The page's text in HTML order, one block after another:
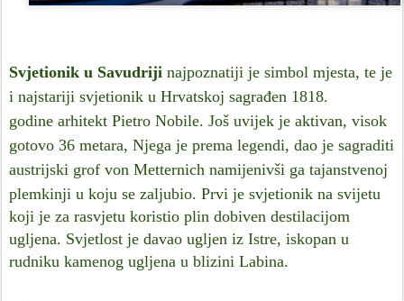
Svjetionik u Savudriji najpoznatiji je simbol mjesta, te je
i najstariji svjetionik u Hrvatskoj sagrađen 1818.
godine arhitekt Pietro Nobile. Još uvijek je aktivan, visok
gotovo 36 metara, Njega je prema legendi, dao je sagraditi
austrijski grof von Metternich namijenivši ga tajanstvenoj
plemkinji u koju se zaljubio. Prvi je svjetionik na svijetu
koji je za rasvjetu koristio plin dobiven destilacijom
ugljena. Svjetlost je davao ugljen iz Istre, iskopan u
rudniku kamenog ugljena u blizini Labina.